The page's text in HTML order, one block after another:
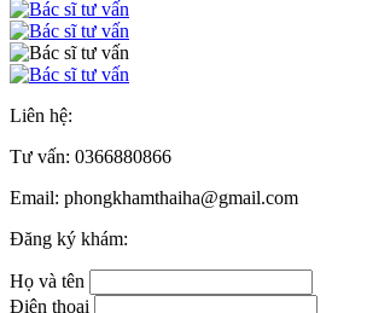
Liên hệ:
Tư vấn: 0366880866
Email: phongkhamthaiha@gmail.com
Đăng ký khám:
Họ và tên
Điện thoại